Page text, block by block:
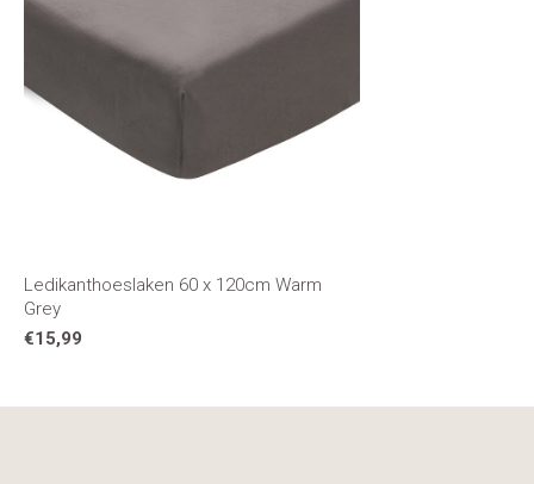
Ledikanthoeslaken 60 x 120cm Warm
Grey
€15,99